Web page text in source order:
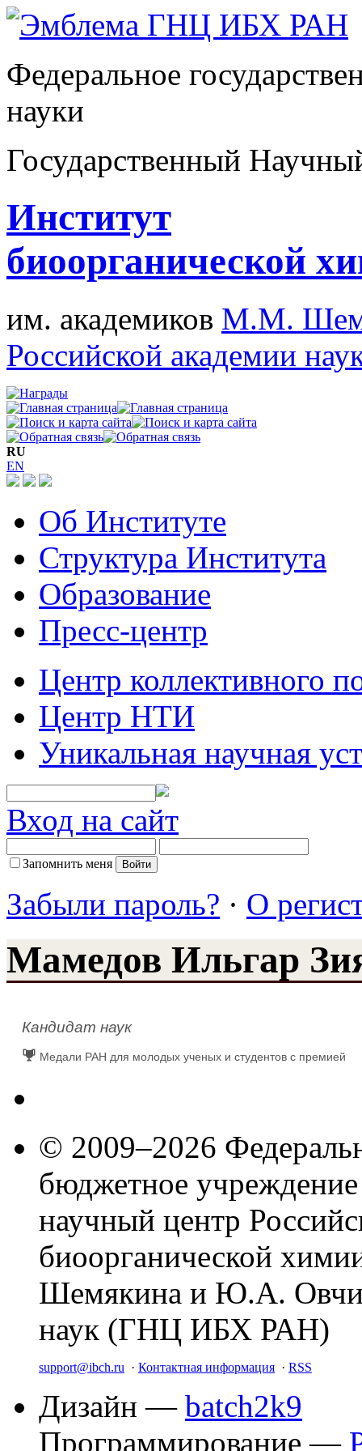
Федеральное
науки
Государственный
Институт
биоорганической
им. академиков М.М.
Российской академии
RU
EN
Об Институте
Структура Института
Образование
Пресс-центр
Центр коллективного
Центр НТИ
Уникальная научная
Вход на сайт
Запомнить меня
Забыли пароль? · О
Мамедов Ильгар
Кандидат наук
Медали РАН для молодых ученых и студентов с премией
© 2009–2026
бюджетное
научный центр
биоорганической
Шемякина и Ю.А.
наук (ГНЦ ИБХ РАН)
support@ibch.ru · Контактная информация · RSS
Дизайн — batch2k9
Программирование —